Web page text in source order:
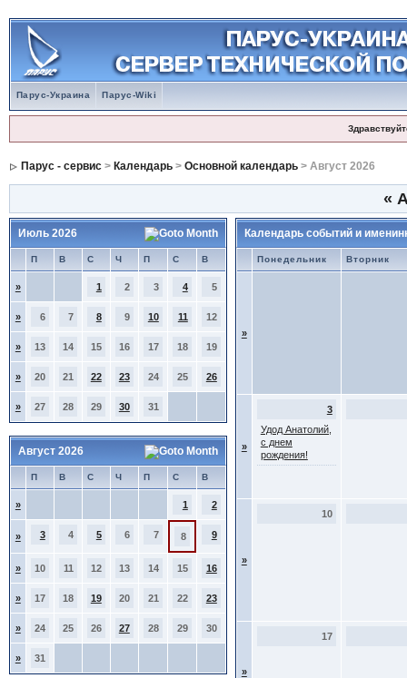
Парус-Украина Парус-Wiki
Парус - сервис> Календарь> Основной календарь> Август 2026
«
Июль 2026
П В С Ч П С В
» 1 2 3 4 5
» 6 7 8 9 10 11 12
» 13 14 15 16 17 18 19
» 20 21 22 23 24 25 26
» 27 28 29 30 31
Август 2026
П В С Ч П С В
» 1 2
» 3 4 5 6 7 8 9
» 10 11 12 13 14 15 16
» 17 18 19 20 21 22 23
» 24 25 26 27 28 29 30
» 31
Календарь событий и
Понедельник Вторник
»
»
3
Удод Анатолий,
с днем
рождения!
»
10
»
17